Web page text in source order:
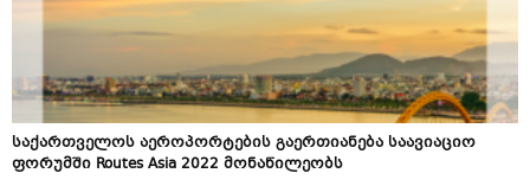
საქართველოს აეროპორტების გაერთიანება საავიაციო
ფორუმში Routes Asia 2022 მონაწილეობს